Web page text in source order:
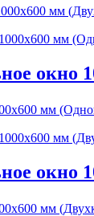
мм
мм
окно
мм